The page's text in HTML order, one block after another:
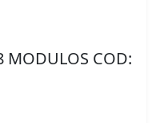
MODULOS COD: